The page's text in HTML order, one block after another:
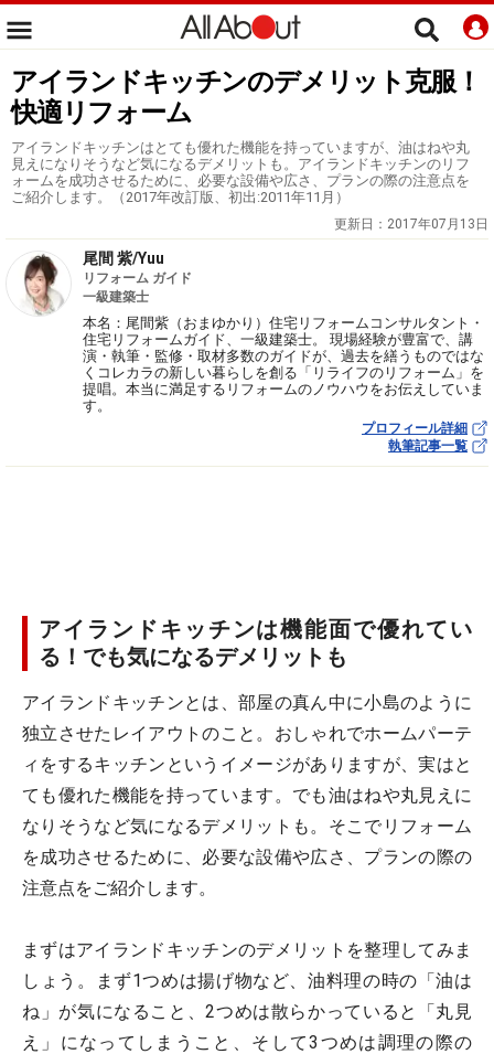
アイランドキッチンのデメリット克服！
快適リフォーム
アイランドキッチンはとても優れた機能を持っていますが、油はねや丸
見えになりそうなど気になるデメリットも。アイランドキッチンのリフ
ォームを成功させるために、必要な設備や広さ、プランの際の注意点を
ご紹介します。（2017年改訂版、初出:2011年11月）
更新日： 2017年07月13日
尾間 紫/Yuu
リフォーム ガイド
一級建築士
本名：尾間紫（おまゆかり）住宅リフォームコンサルタント・
住宅リフォームガイド、一級建築士。 現場経験が豊富で、講
演・執筆・監修・取材多数のガイドが、過去を繕うものではな
くコレカラの新しい暮らしを創る「リライフのリフォーム」を
提唱。本当に満足するリフォームのノウハウをお伝えしていま
す。
プロフィール詳細
執筆記事一覧
アイランドキッチンは機能面で優れてい
る！でも気になるデメリットも
アイランドキッチンとは、部屋の真ん中に小島のように
独立させたレイアウトのこと。おしゃれでホームパーテ
ィをするキッチンというイメージがありますが、実はと
ても優れた機能を持っています。でも油はねや丸見えに
なりそうなど気になるデメリットも。そこでリフォーム
を成功させるために、必要な設備や広さ、プランの際の
注意点をご紹介します。
まずはアイランドキッチンのデメリットを整理してみま
しょう。まず1つめは揚げ物など、油料理の時の「油は
ね」が気になること、2つめは散らかっていると「丸見
え」になってしまうこと、そして3つめは調理の際の